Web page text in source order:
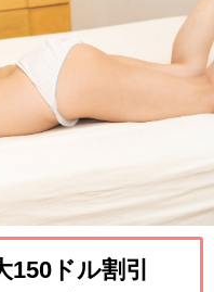
ドル割引